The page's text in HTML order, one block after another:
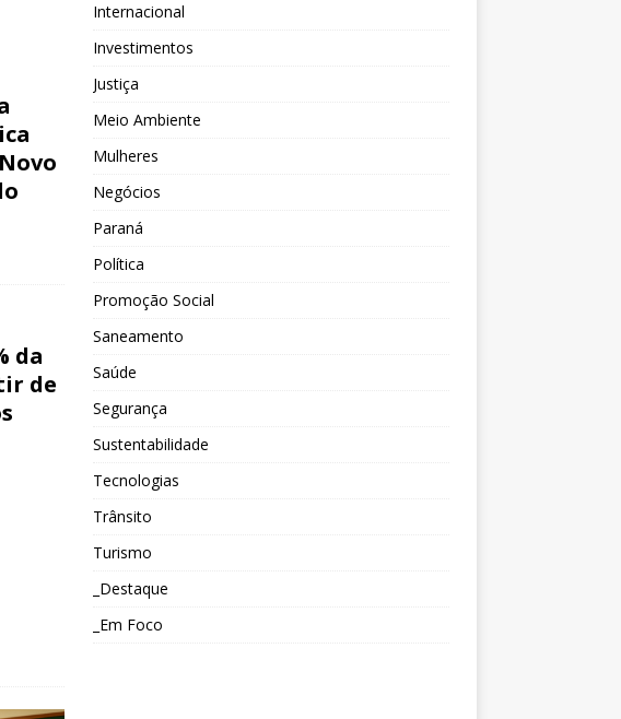
da
de
Internacional
Investimentos
Justiça
Meio Ambiente
Mulheres
Negócios
Paraná
Política
Promoção Social
Saneamento
Saúde
Segurança
Sustentabilidade
Tecnologias
Trânsito
Turismo
_Destaque
_Em Foco